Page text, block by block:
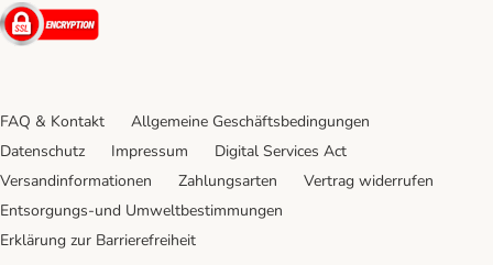
Security
FAQ & Kontakt
Allgemeine Geschäftsbedingungen
Datenschutz
Impressum
Digital Services Act
Versandinformationen
Zahlungsarten
Vertrag widerrufen
Entsorgungs-und Umweltbestimmungen
Erklärung zur Barrierefreiheit